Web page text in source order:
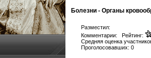
Болезни - Органы
Разместил:
Комментарии: Рейтинг:
Средняя оценка
Проголосовавших: 0